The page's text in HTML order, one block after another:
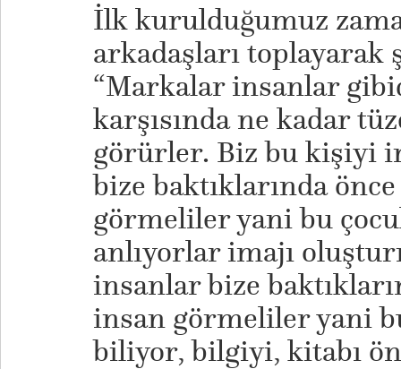
İlk kurulduğumuz
arkadaşları toplayarak
“Markalar insanlar
karşısında ne kadar
görürler. Biz bu kişiyi
bize baktıklarında
görmeliler yani bu
anlıyorlar imajı
insanlar bize
insan görmeliler yani
biliyor, bilgiyi, kitabı